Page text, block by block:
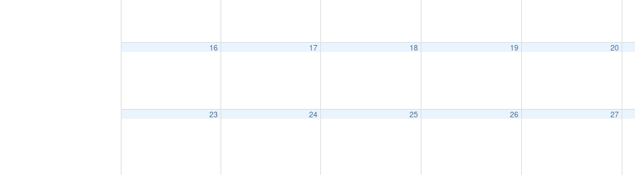
16 17 18 19 20
23 24 25 26 27